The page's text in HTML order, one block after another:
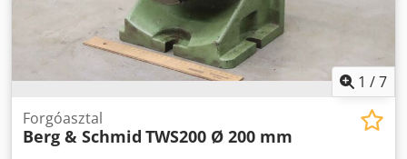
1 /7
Forgóasztal
Berg & Schmid TWS200 Ø 200 mm